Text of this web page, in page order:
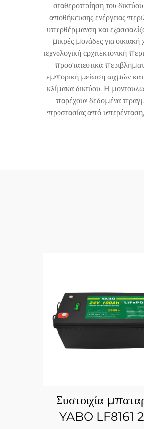
σταθεροποίηση του
αποθήκευσης ενέργειας
υπερθέρμανση και
μικρές μονάδες για
τεχνολογική αρχιτεκτονική
προστατευτικά
εμπορική μείωση αιχμών
κλίμακα δικτύου. Η
παρέχουν δεδομένα
προστασίας από υπερένταση,
Συστοιχία
YABO LF8161